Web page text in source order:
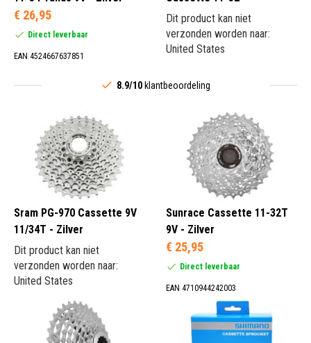
€ 26,95
Direct leverbaar
EAN 4524667637851
Dit product kan niet
verzonden worden naar:
United States
8.9/10 klantbeoordeling
Sram PG-970 Cassette 9V
11/34T - Zilver
Dit product kan niet
verzonden worden naar:
United States
Sunrace Cassette 11-32T
9V - Zilver
€ 25,95
Direct leverbaar
EAN 4710944242003